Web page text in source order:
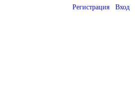
Регистрация Вход